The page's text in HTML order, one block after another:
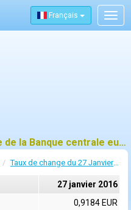
Français
Taux de change de reference de la Banque centrale europeenne (BCE) pour 27 janvier 2016
Taux de change du 27 Janvier 2016
27 janvier 2016
0,9184 EUR